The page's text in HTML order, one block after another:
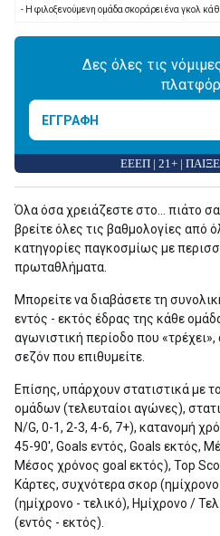
- Η φιλοξενούμενη ομάδα σκοράρει ένα γκολ
Δες όλες τις
ΕΓΓΡΑΦΗ
ΕΕΕΠ | 21+ |
Όλα όσα χρειάζεστε στο... πιάτο
βρείτε όλες τις βαθμολογίες από
κατηγορίες παγκοσμίως με
πρωταθλήματα.
Μπορείτε να διαβάσετε τη
εντός - εκτός έδρας της κάθε
αγωνιστική περίοδο που
σεζόν που επιθυμείτε.
Επίσης, υπάρχουν στατιστικά με
ομάδων (τελευταίοι αγώνες),
N/G, 0-1, 2-3, 4-6, 7+), κατανομή
45-90', Goals εντός, Goals εκτός,
Μέσος χρόνος goal εκτός), Top
Κάρτες, συχνότερα σκορ
(ημίχρονο - τελικό), Ημίχρονο /
(εντός - εκτός).